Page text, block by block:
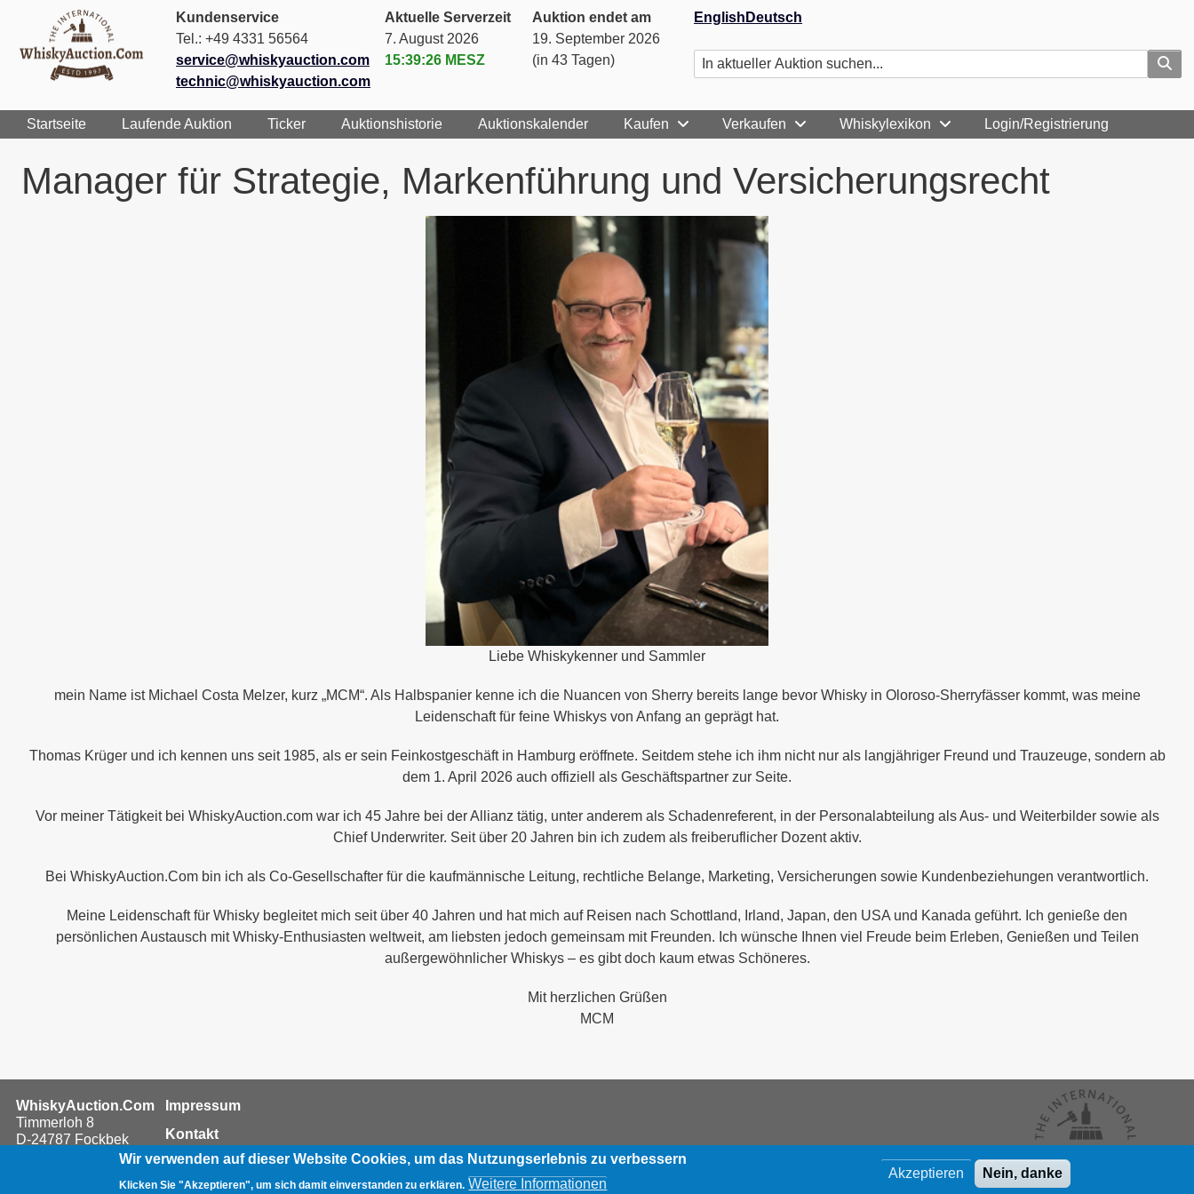
Kundenservice
Tel.: +49 4331 56564
service@whiskyauction.com
technic@whiskyauction.com
Aktuelle Serverzeit
7. August 2026
15:39:27 MESZ
Auktion endet am
19. September 2026
(in 43 Tagen)
English Deutsch
Startseite Laufende Auktion Ticker Auktionshistorie Auktionskalender Kaufen Verkaufen Whiskylexikon Login/Registrierung
Manager für Strategie, Markenführung und Versicherungsrecht
Liebe Whiskykenner und Sammler
mein Name ist Michael Costa Melzer, kurz „MCM“. Als Halbspanier kenne ich die Nuancen von Sherry bereits lange bevor Whisky in Oloroso-Sherryfässer kommt, was meine
Leidenschaft für feine Whiskys von Anfang an geprägt hat.
Thomas Krüger und ich kennen uns seit 1985, als er sein Feinkostgeschäft in Hamburg eröffnete. Seitdem stehe ich ihm nicht nur als langjähriger Freund und Trauzeuge, sondern ab
dem 1. April 2026 auch offiziell als Geschäftspartner zur Seite.
Vor meiner Tätigkeit bei WhiskyAuction.com war ich 45 Jahre bei der Allianz tätig, unter anderem als Schadenreferent, in der Personalabteilung als Aus- und Weiterbilder sowie als
Chief Underwriter. Seit über 20 Jahren bin ich zudem als freiberuflicher Dozent aktiv.
Bei WhiskyAuction.Com bin ich als Co-Gesellschafter für die kaufmännische Leitung, rechtliche Belange, Marketing, Versicherungen sowie Kundenbeziehungen verantwortlich.
Meine Leidenschaft für Whisky begleitet mich seit über 40 Jahren und hat mich auf Reisen nach Schottland, Irland, Japan, den USA und Kanada geführt. Ich genieße den
persönlichen Austausch mit Whisky-Enthusiasten weltweit, am liebsten jedoch gemeinsam mit Freunden. Ich wünsche Ihnen viel Freude beim Erleben, Genießen und Teilen
außergewöhnlicher Whiskys – es gibt doch kaum etwas Schöneres.
Mit herzlichen Grüßen
MCM
WhiskyAuction.Com
Timmerloh 8
D-24787 Fockbek
Fußzeilenmenü
Impressum
Kontakt
Datenschutzerklärung
© WhiskyAuction.com
Wir verwenden auf dieser Website Cookies, um das Nutzungserlebnis zu verbessern
Klicken Sie "Akzeptieren", um sich damit einverstanden zu erklären. Weitere Informationen
Akzeptieren Nein, danke